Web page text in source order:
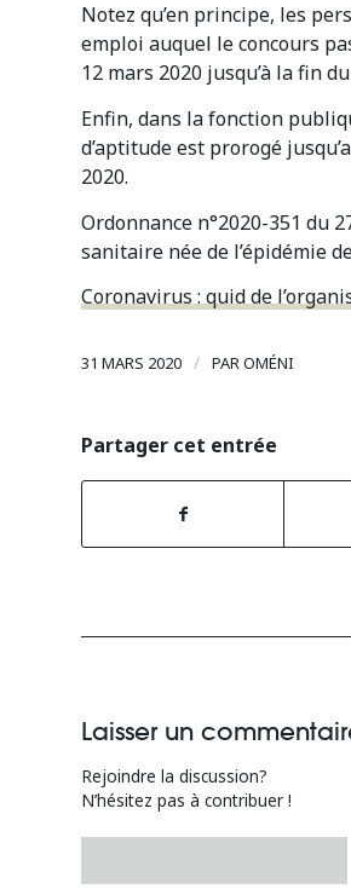
Notez qu’en principe, les
emploi auquel le concours
12 mars 2020 jusqu’à la fin
Enfin, dans la fonction
d’aptitude est prorogé
2020.
Ordonnance n°2020-351 du
sanitaire née de l’épidémie
Coronavirus : quid de
31 MARS 2020 / PAROMÉNI
Partager cet entrée
Laisser un
Rejoindre la discussion?
N’hésitez pas à contribuer !